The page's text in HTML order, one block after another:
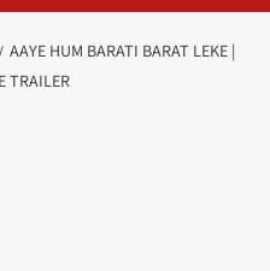
AAYE HUM BARATI BARAT LEKE |
TRAILER